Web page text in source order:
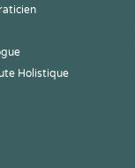
Holistique